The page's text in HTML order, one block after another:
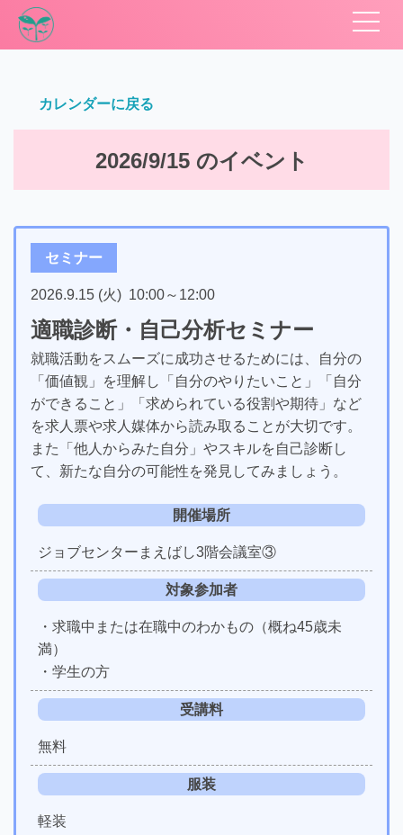
カレンダーに戻る
2026/9/15 のイベント
セミナー
2026.9.15 (火) 10:00～ 12:00
適職診断・自己分析セミナー
就職活動をスムーズに成功させるためには、自分の
「価値観」を理解し「自分のやりたいこと」「自分
ができること」「求められている役割や期待」など
を求人票や求人媒体から読み取ることが大切です。
また「他人からみた自分」やスキルを自己診断し
て、新たな自分の可能性を発見してみましょう。
開催場所
ジョブセンターまえばし3階会議室③
対象参加者
・求職中または在職中のわかもの（概ね45歳未
満）
・学生の方
受講料
無料
服装
軽装